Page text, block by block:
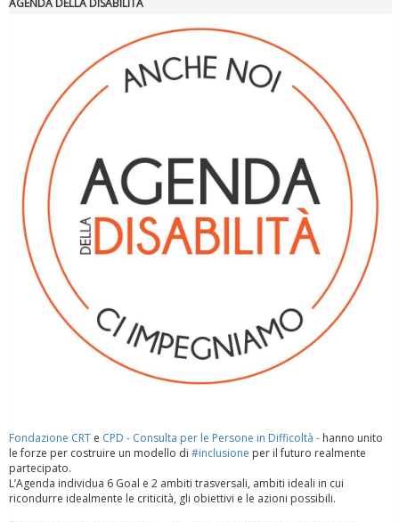
Tiziano Pesce nel Cda di Fondazione Terzjus: prima riunione a
AGENDA DELLA DISABILITÀ
Fondazione CRT e CPD - Consulta per le Persone in Difficoltà - hanno unito
le forze per costruire un modello di #inclusione per il futuro realmente
partecipato.
L’Agenda individua 6 Goal e 2 ambiti trasversali, ambiti ideali in cui
ricondurre idealmente le criticità, gli obiettivi e le azioni possibili.